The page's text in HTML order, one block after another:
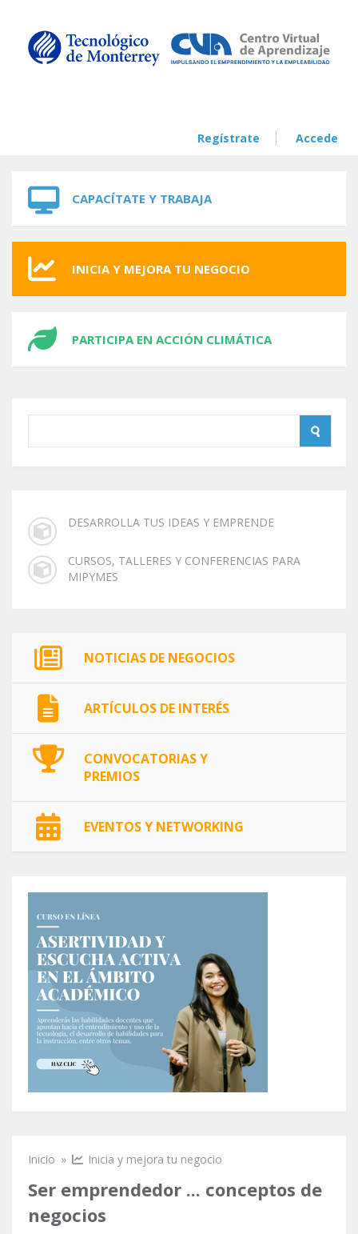
Regístrate Accede
CAPACÍTATE Y TRABAJA
INICIA Y MEJORA TU NEGOCIO
PARTICIPA EN ACCIÓN CLIMÁTICA
DESARROLLA TUS IDEAS Y EMPRENDE
CURSOS, TALLERES Y CONFERENCIAS PARA
MIPYMES
NOTICIAS DE NEGOCIOS
ARTÍCULOS DE INTERÉS
CONVOCATORIAS Y
PREMIOS
EVENTOS Y NETWORKING
Inicio » Inicia y mejora tu negocio
Ser emprendedor ... conceptos de
negocios